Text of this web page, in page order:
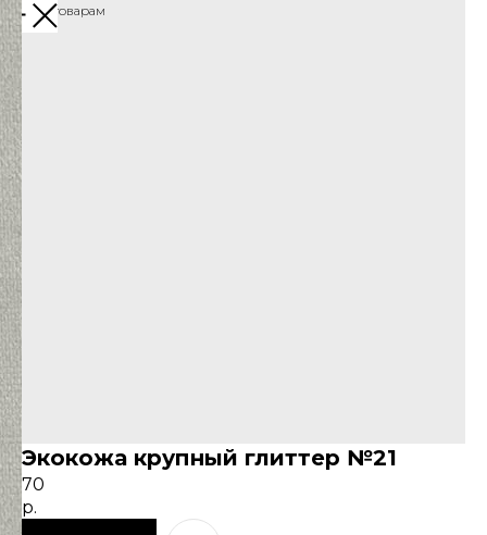
Назад к товарам
Экокожа крупный глиттер №21
70
р.